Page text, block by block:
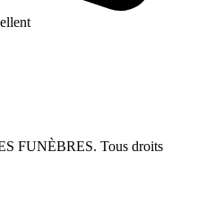
FUNÈBRES. Tous droits